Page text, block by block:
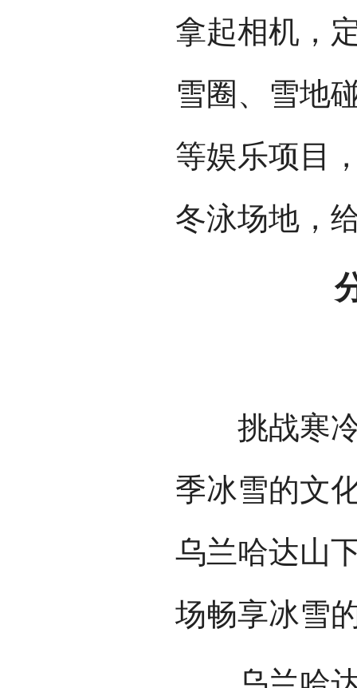
拿起相机，
雪圈、雪地
等娱乐项目
冬泳场地，
分
挑战寒冷
季冰雪的文
乌兰哈达山
场畅享冰雪